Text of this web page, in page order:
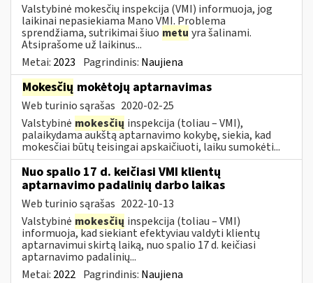
Valstybinė mokesčių inspekcija (VMI) informuoja, jog
laikinai nepasiekiama Mano VMI. Problema
sprendžiama, sutrikimai šiuo metu yra šalinami.
Atsiprašome už laikinus...
Metai: 2023 Pagrindinis: Naujiena
Mokesčių mokėtojų aptarnavimas
Web turinio sąrašas 2020-02-25
Valstybinė mokesčių inspekcija (toliau – VMI),
palaikydama aukštą aptarnavimo kokybę, siekia, kad
mokesčiai būtų teisingai apskaičiuoti, laiku sumokėti...
Nuo spalio 17 d. keičiasi VMI klientų
aptarnavimo padalinių darbo laikas
Web turinio sąrašas 2022-10-13
Valstybinė mokesčių inspekcija (toliau – VMI)
informuoja, kad siekiant efektyviau valdyti klientų
aptarnavimui skirtą laiką, nuo spalio 17 d. keičiasi
aptarnavimo padalinių...
Metai: 2022 Pagrindinis: Naujiena